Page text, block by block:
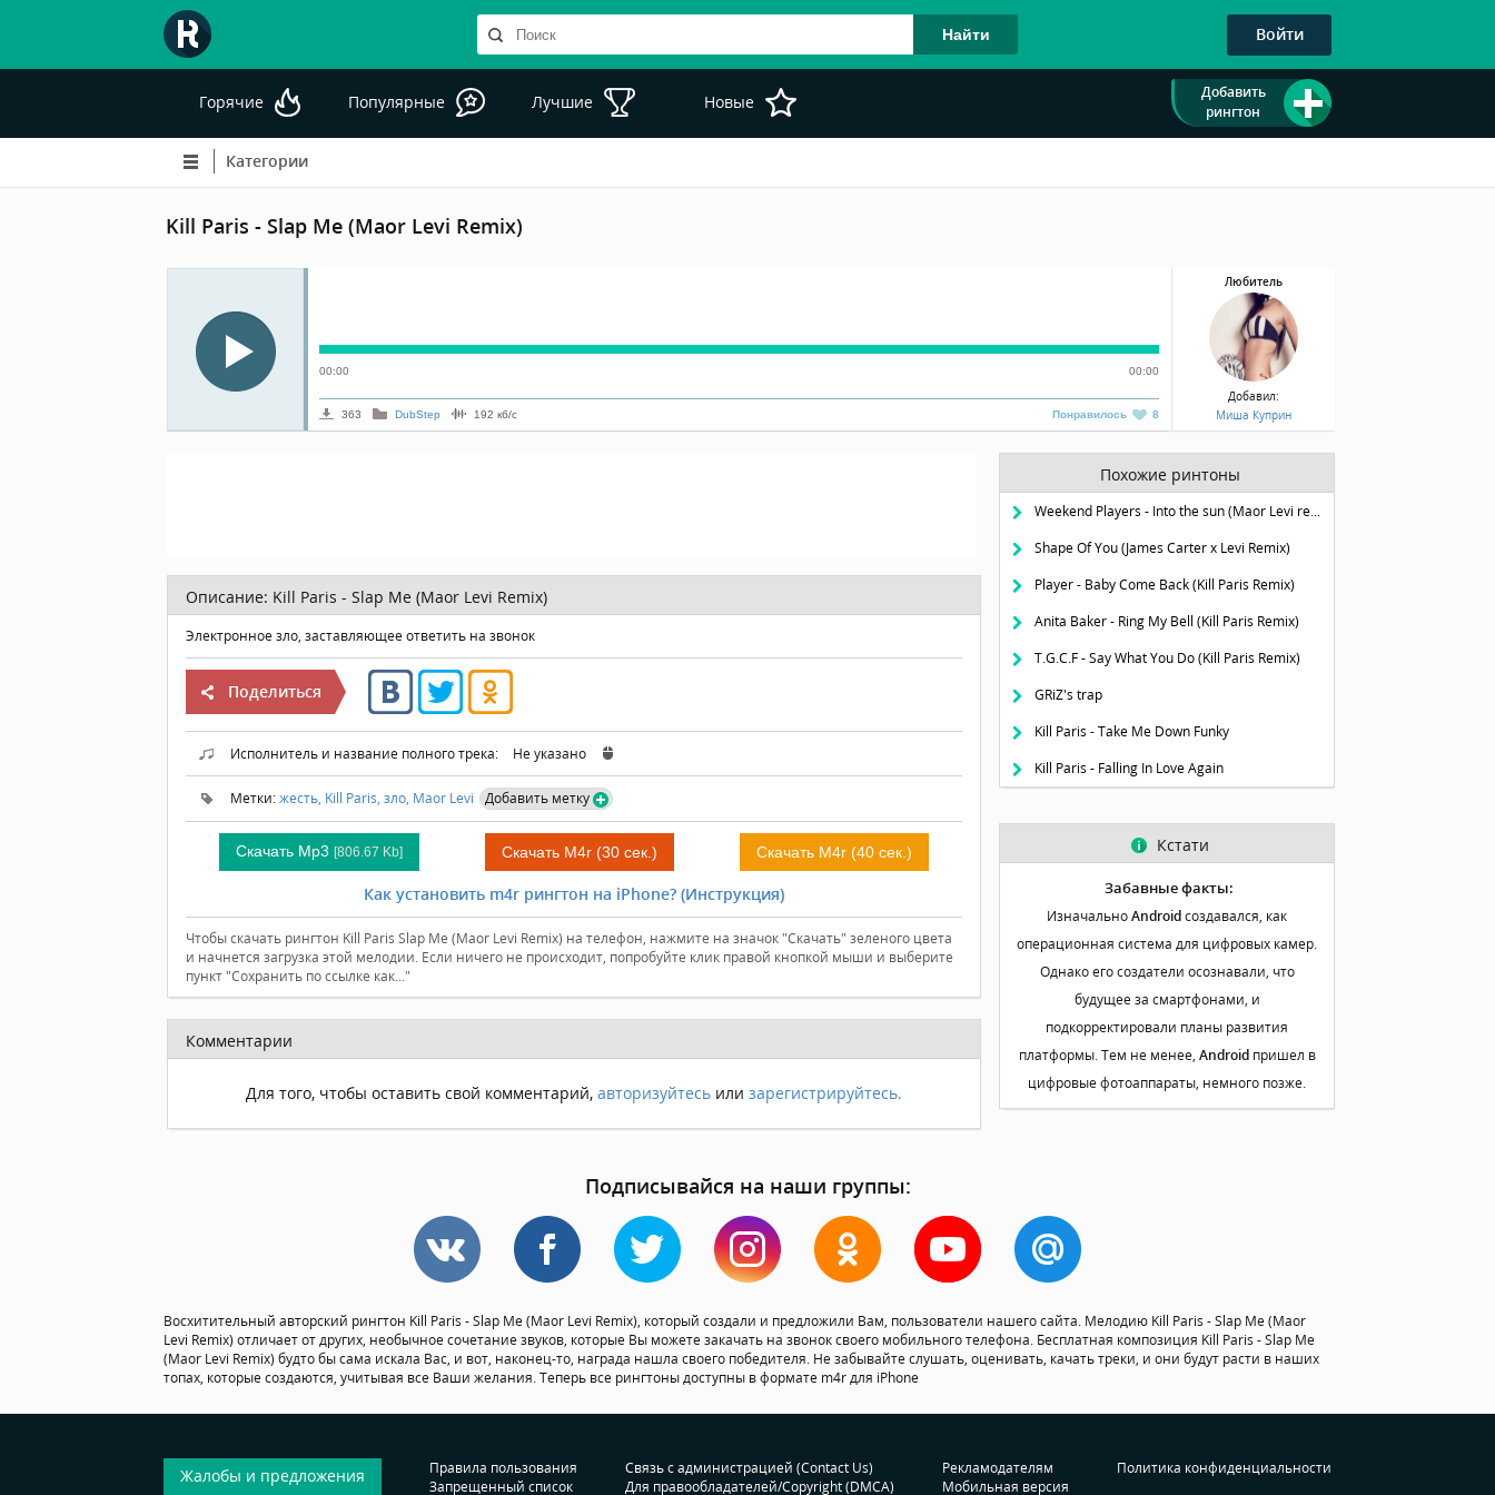
Войти
Горячие Популярные Лучшие Новые
Добавить
рингтон
Категории
Kill Paris - Slap Me (Maor Levi Remix)
00:00 00:00
363 DubStep 192 кб/с Понравилось 8
Любитель
Добавил:
Миша Куприн
Описание: Kill Paris - Slap Me (Maor Levi Remix)
Электронное зло, заставляющее ответить на звонок
Поделиться
Исполнитель и название полного трека: Не указано
Метки:жесть, Kill Paris, зло, Maor Levi Добавить метку
Скачать Mp3 [806.67 Kb] Скачать M4r (30 сек.) Скачать M4r (40 сек.)
Как установить m4r рингтон на iPhone? (Инструкция)
Чтобы скачать рингтон Kill Paris Slap Me (Maor Levi Remix) на телефон, нажмите на значок "Скачать" зеленого цвета
и начнется загрузка этой мелодии. Если ничего не происходит, попробуйте клик правой кнопкой мыши и выберите
пункт "Сохранить по ссылке как..."
Комментарии
Для того, чтобы оставить свой комментарий, авторизуйтесь или зарегистрируйтесь.
Похожие ринтоны
Weekend Players - Into the sun (Maor Levi remix)
Shape Of You (James Carter x Levi Remix)
Player - Baby Come Back (Kill Paris Remix)
Anita Baker - Ring My Bell (Kill Paris Remix)
T.G.C.F - Say What You Do (Kill Paris Remix)
GRiZ's trap
Kill Paris - Take Me Down Funky
Kill Paris - Falling In Love Again
Кстати
Забавные факты:
ИзначальноAndroidсоздавался, как
операционная система для цифровых камер.
Однако его создатели осознавали, что
будущее за смартфонами, и
подкорректировали планы развития
платформы. Тем не менее, Androidпришел в
цифровые фотоаппараты, немного позже.
Подписывайся на наши группы:
Восхитительный авторский рингтон Kill Paris - Slap Me (Maor Levi Remix), который создали и предложили Вам, пользователи нашего сайта. Мелодию Kill Paris - Slap Me (Maor
Levi Remix) отличает от других, необычное сочетание звуков, которые Вы можете закачать на звонок своего мобильного телефона. Бесплатная композиция Kill Paris - Slap Me
(Maor Levi Remix) будто бы сама искала Вас, и вот, наконец-то, награда нашла своего победителя. Не забывайте слушать, оценивать, качать треки, и они будут расти в наших
топах, которые создаются, учитывая все Ваши желания. Теперь все рингтоны доступны в формате m4r для iPhone
Жалобы и предложения
Правила пользования
Запрещенный список
Связь с администрацией (Contact Us)
Для правообладателей/Copyright (DMCA)
Рекламодателям
Мобильная версия
Политика конфиденциальности